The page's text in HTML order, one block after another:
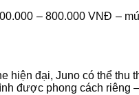
– 800.000 VNĐ –
đại, Juno có thể thu
được phong cách riêng